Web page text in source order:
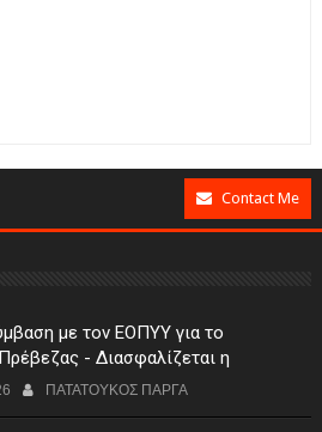
Contact Me
με τον ΕΟΠΥΥ για το
- Διασφαλίζεται η
της λειτουργίας του"
ΠΑΤΑΤΟΥΚΟΣ ΠΑΡΓΑ